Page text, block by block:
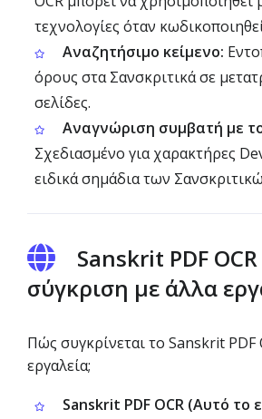
τεχνολογίες όταν
Αναζητήσιμο κείμενο:
όρους στα Σανσκριτικά σε
σελίδες.
Αναγνώριση συμβατή με
Σχεδιασμένο για χαρακτήρες
ειδικά σημάδια των
Sanskrit PDF
σύγκριση με άλλα
Πώς συγκρίνεται το Sanskrit PDF
εργαλεία;
Sanskrit PDF OCR (Αυτό το